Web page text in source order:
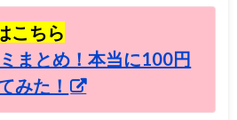
こちら
まとめ！本当に100円
みた！